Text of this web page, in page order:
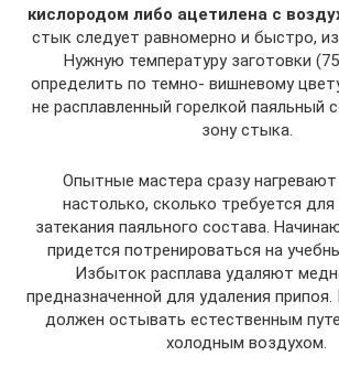
кислородом либо ацетилена с
стык следует равномерно и быстро,
Нужную температуру заготовки
определить по темно- вишневому
не расплавленный горелкой паяльный
зону стыка.
Опытные мастера сразу
настолько, сколько требуется для
затекания паяльного состава.
придется потренироваться на
Избыток расплава удаляют
предназначенной для удаления
должен остывать естественным
холодным воздухом.